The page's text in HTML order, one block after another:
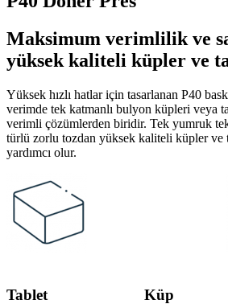
Maksimum verimlilik ve
yüksek kaliteli küpler ve
Yüksek hızlı hatlar için tasarlanan P40
verimde tek katmanlı bulyon küpleri veya
verimli çözümlerden biridir. Tek yumruk
türlü zorlu tozdan yüksek kaliteli küpler ve
yardımcı olur.
Tablet